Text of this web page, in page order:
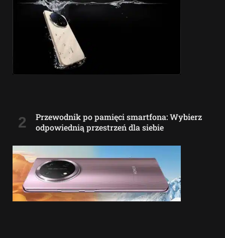
Przewodnik po pamięci smartfona: Wybierz
odpowiednią przestrzeń dla siebie